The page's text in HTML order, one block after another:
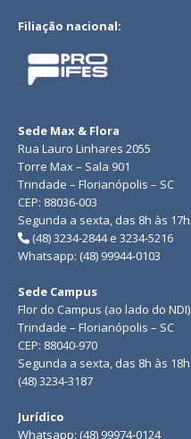
Filiação nacional:
Sede Max & Flora
Rua Lauro Linhares 2055
Torre Max – Sala 901
Trindade – Florianópolis – SC
CEP: 88036-003
Segunda a sexta, das 8h às 17h
(48) 3234-2844 e 3234-5216
Whatsapp: (48) 99944-0103
Sede Campus
Flor do Campus (ao lado do NDI)
Trindade – Florianópolis – SC
CEP: 88040-970
Segunda a sexta, das 8h às 18h
(48) 3234-3187
Jurídico
Whatsapp: (48) 99974-0124